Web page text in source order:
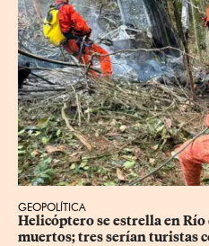
GEOPOLÍTICA
Helicóptero se estrella en
muertos; tres serían turistas